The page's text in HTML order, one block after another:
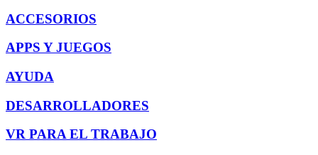
ACCESORIOS
APPS Y JUEGOS
AYUDA
DESARROLLADORES
VR PARA EL TRABAJO